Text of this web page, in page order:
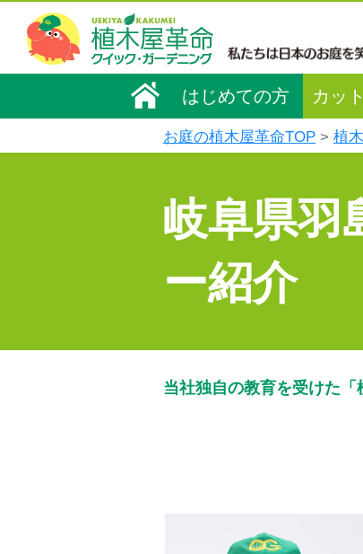
はじめての方 カッ
お庭の植木屋革命TOP 植
岐阜県羽
ー紹介
当社独自の教育を受けた「